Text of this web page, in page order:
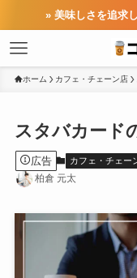
» 美味しさを追求
ホーム カフェ・チェーン店
スタバカード
広告 カフェ・チェー
柏倉 元太